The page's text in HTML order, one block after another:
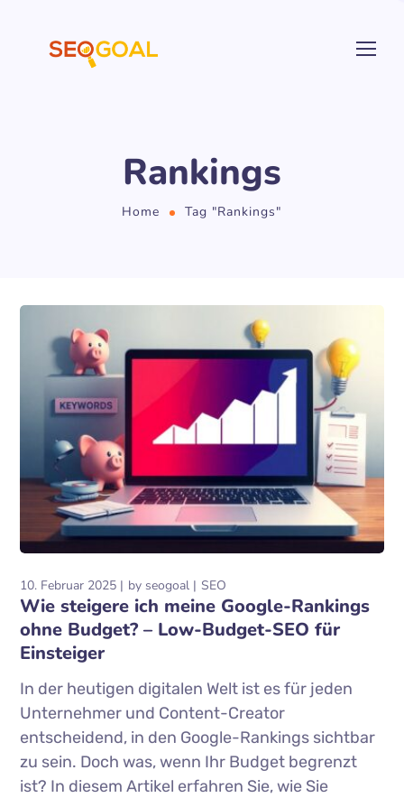
Rankings
Home Tag "Rankings"
10. Februar 2025 by seogoal SEO
Wie steigere ich meine Google-Rankings
ohne Budget? – Low-Budget-SEO für
Einsteiger
In der heutigen digitalen Welt ist es für jeden
Unternehmer und Content-Creator
entscheidend, in den Google-Rankings sichtbar
zu sein. Doch was, wenn Ihr Budget begrenzt
ist? In diesem Artikel erfahren Sie, wie Sie